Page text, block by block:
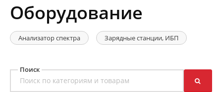
Оборудование
Анализатор спектра Зарядные станции, ИБП
Поиск